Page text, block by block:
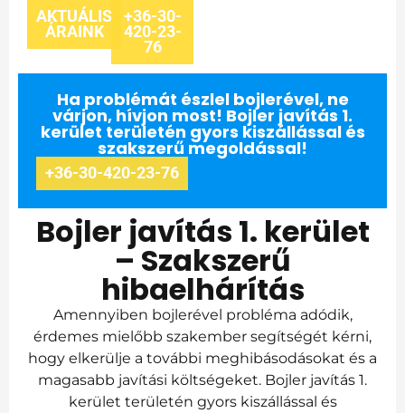
AKTUÁLIS
ÁRAINK
+36-30-
420-23-
76
Ha problémát észlel bojlerével, ne
várjon, hívjon most! Bojler javítás 1.
kerület területén gyors kiszállással és
szakszerű megoldással!
+36-30-420-23-76
Bojler javítás 1. kerület
– Szakszerű
hibaelhárítás
Amennyiben bojlerével probléma adódik,
érdemes mielőbb szakember segítségét kérni,
hogy elkerülje a további meghibásodásokat és a
magasabb javítási költségeket. Bojler javítás 1.
kerület területén gyors kiszállással és